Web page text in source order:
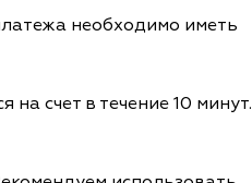
необходимо иметь
на счет в течение 10 минут.